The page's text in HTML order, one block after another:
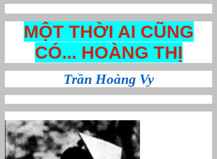
MỘT THỜI AI CŨNG
CÓ... HOÀNG THỊ
Trần Hoàng Vy